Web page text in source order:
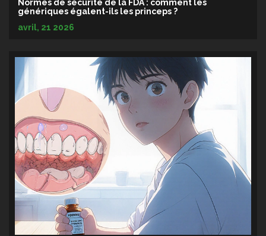
Normes de sécurité de la FDA : comment les
génériques égalent-ils les princeps ?
avril, 21 2026